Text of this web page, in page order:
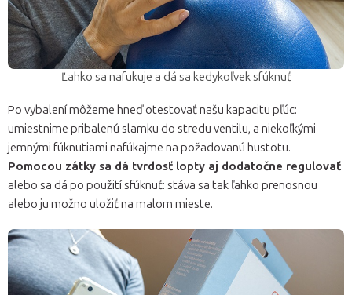
Ľahko sa nafukuje a dá sa kedykoľvek sfúknuť
Po vybalení môžeme hneď otestovať našu kapacitu pľúc:
umiestnime pribalenú slamku do stredu ventilu, a niekoľkými
jemnými fúknutiami nafúkajme na požadovanú hustotu.
Pomocou zátky sa dá tvrdosť lopty aj dodatočne regulovať
alebo sa dá po použití sfúknuť: stáva sa tak ľahko prenosnou
alebo ju možno uložiť na malom mieste.